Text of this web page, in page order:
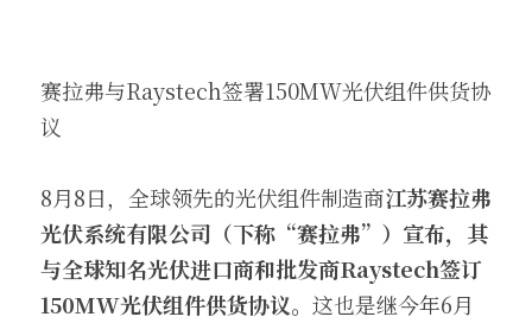
赛拉弗与Raystech签署150MW光伏组件供货协
议
8月8日，全球领先的光伏组件制造商江苏赛拉弗
光伏系统有限公司（下称“赛拉弗”）宣布，其
与全球知名光伏进口商和批发商Raystech签订
150MW光伏组件供货协议。 这也是继今年6月